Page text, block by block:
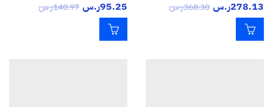
278.13ر.س 368.30ر.س 95.25ر.س 140.97ر.س